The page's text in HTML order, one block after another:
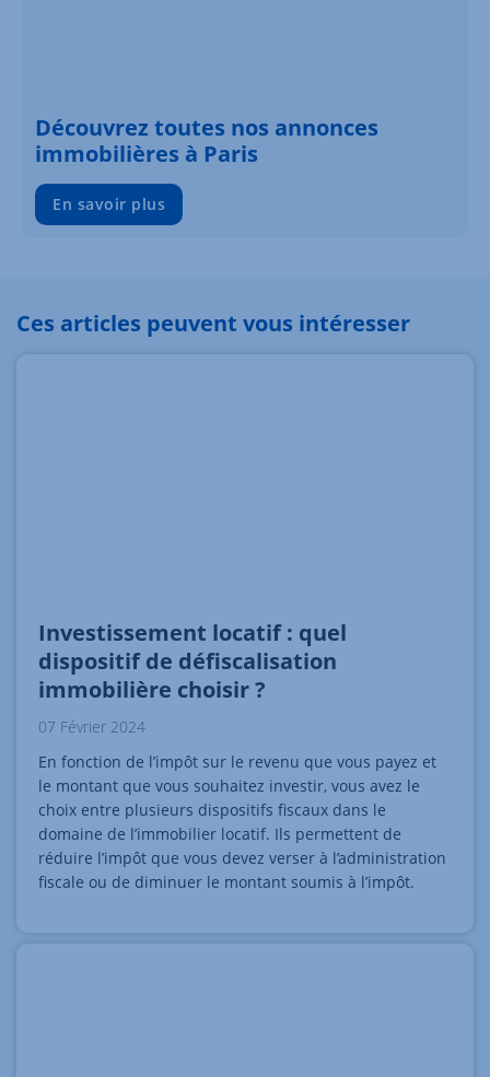
Découvrez toutes nos annonces
immobilières à Paris
En savoir plus
Ces articles peuvent vous intéresser
Investissement locatif : quel
dispositif de défiscalisation
immobilière choisir ?
07 Février 2024
En fonction de l’impôt sur le revenu que vous payez et
le montant que vous souhaitez investir, vous avez le
choix entre plusieurs dispositifs fiscaux dans le
domaine de l’immobilier locatif. Ils permettent de
réduire l’impôt que vous devez verser à l’administration
fiscale ou de diminuer le montant soumis à l’impôt.